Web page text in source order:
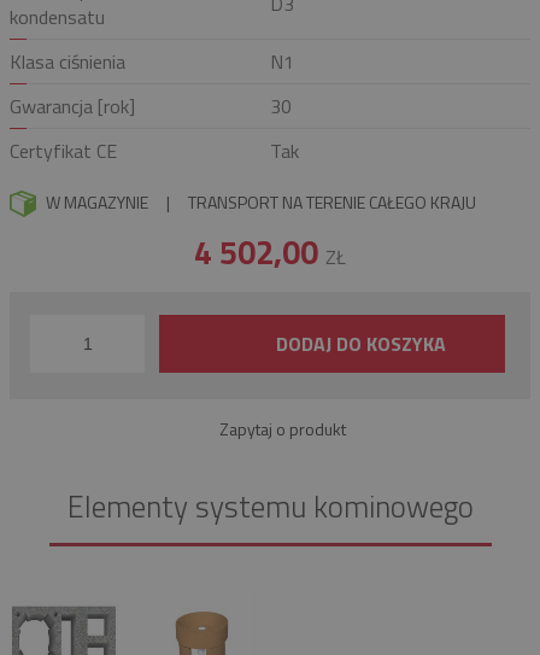
kondensatu
Klasa ciśnienia
N1
Gwarancja [rok]
30
Certyfikat CE
Tak
W MAGAZYNIE | TRANSPORT NA TERENIE CAŁEGO KRAJU
4 502,00 ZŁ
DODAJ DO KOSZYKA
Zapytaj o produkt
Elementy systemu kominowego